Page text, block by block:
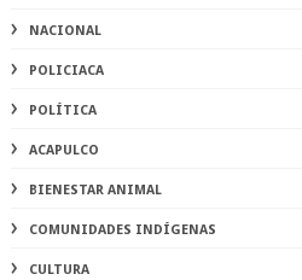
NACIONAL
POLICIACA
POLÍTICA
ACAPULCO
BIENESTAR ANIMAL
COMUNIDADES INDÍGENAS
CULTURA